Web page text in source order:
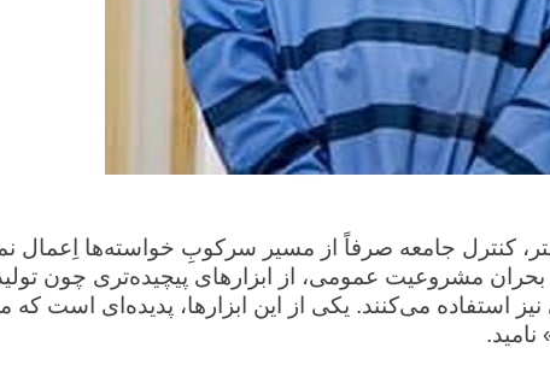
کنترل جامعه صرفاً از مسیر سرکوبِ خواسته‌ها
بحران مشروعیت عمومی، از ابزارهای پیچیده‌تری چون
استفاده می‌کنند. یکی از این ابزارها، پدیده‌ای است که